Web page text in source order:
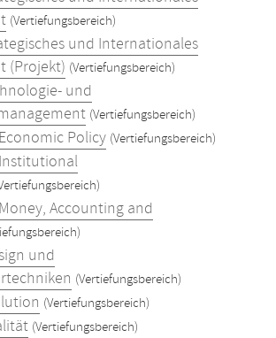
(Vertiefungsbereich)
und Internationales
(Projekt) (Vertiefungsbereich)
und
(Vertiefungsbereich)
Policy (Vertiefungsbereich)
Accounting and
und
(Vertiefungsbereich)
(Vertiefungsbereich)
(Vertiefungsbereich)